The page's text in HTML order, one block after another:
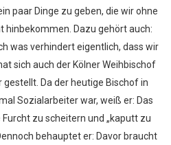
paar Dinge zu geben, die wir ohne
Dazu gehört auch:
was verhindert eigentlich, dass wir
sich auch der Kölner Weihbischof
Da der heutige Bischof in
Sozialarbeiter war, weiß er: Das
Furcht zu scheitern und „kaputt zu
behauptet er: Davor braucht